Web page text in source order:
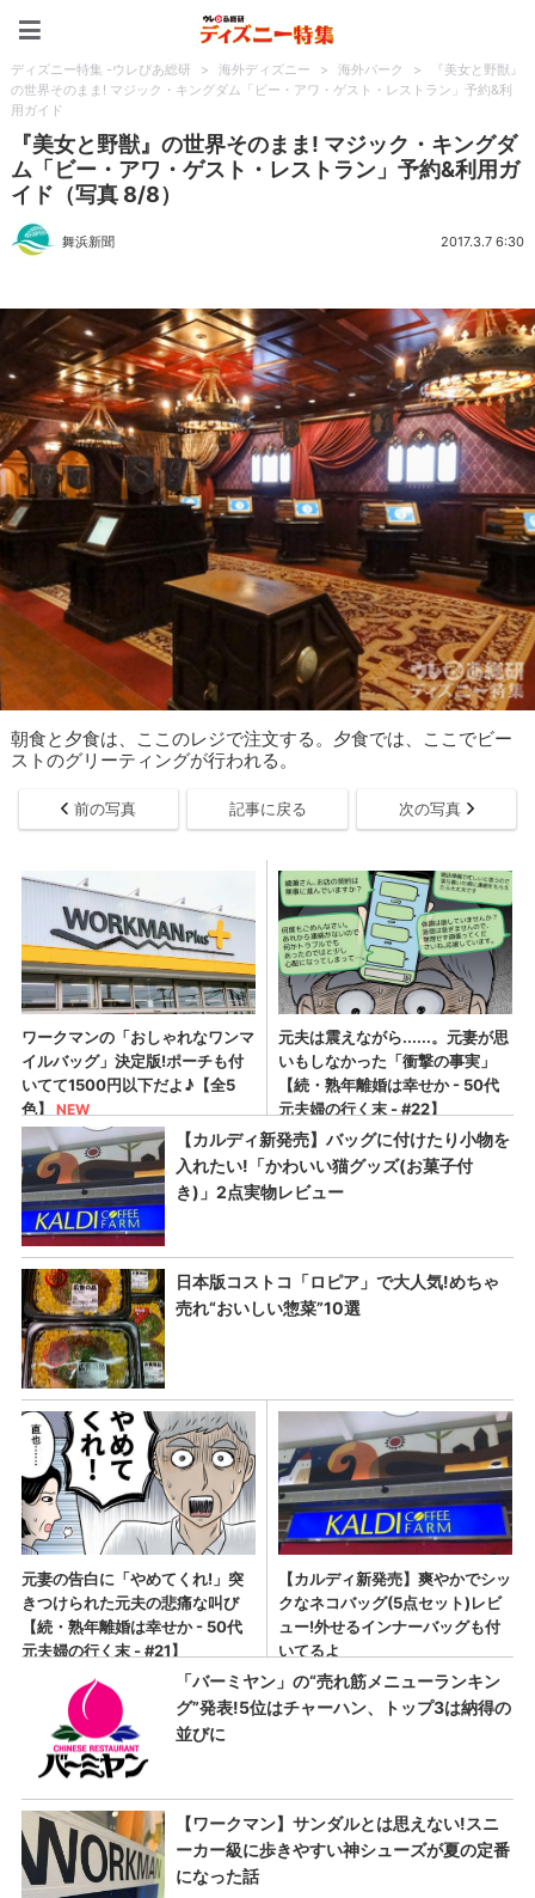
ディズニー特集 -ウレぴあ総研 > 海外ディズニー > 海外パーク >
『美女と野獣』
の世界そのまま! マジック・キングダム「ビー・アワ・ゲスト・レストラン」予約&利
用ガイド
『美女と野獣』の世界そのまま! マジック・キングダ
ム「ビー・アワ・ゲスト・レストラン」予約&利用ガ
イド（写真 8/8）
舞浜新聞 2017.3.7 6:30
朝食と夕食は、ここのレジで注文する。夕食では、ここでビー
ストのグリーティングが行われる。
前の写真 記事に戻る 次の写真